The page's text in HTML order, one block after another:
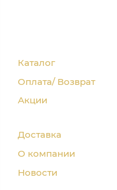
Каталог
Оплата/ Возврат
Акции
Доставка
О компании
Новости